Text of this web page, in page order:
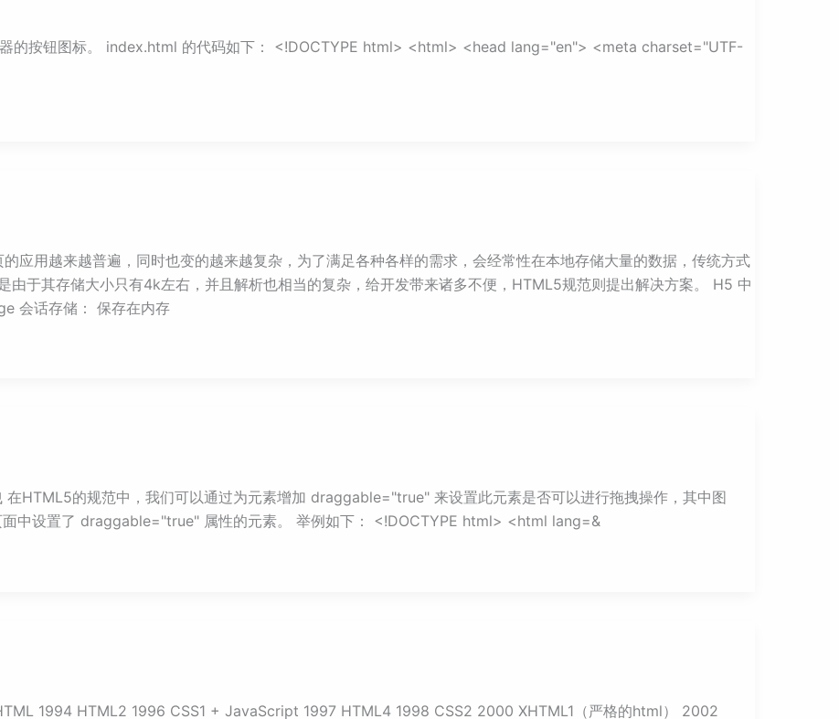
的按钮图标。 index.html 的代码如下： <!DOCTYPE html> <html> <head lang="en"> <meta charset="UTF-
应用越来越普遍，同时也变的越来越复杂，为了满足各种各样的需求，会经常性在本地存储大量的数据，传统方式
于其存储大小只有4k左右，并且解析也相当的复杂，给开发带来诸多不便，HTML5规范则提出解决方案。 H5 中
会话存储： 保存在内存
HTML5的规范中，我们可以通过为元素增加 draggable="true" 来设置此元素是否可以进行拖拽操作，其中图
面中设置了 draggable="true" 属性的元素。 举例如下： <!DOCTYPE html> <html lang=&
1994 HTML2 1996 CSS1 + JavaScript 1997 HTML4 1998 CSS2 2000 XHTML1（严格的html） 2002